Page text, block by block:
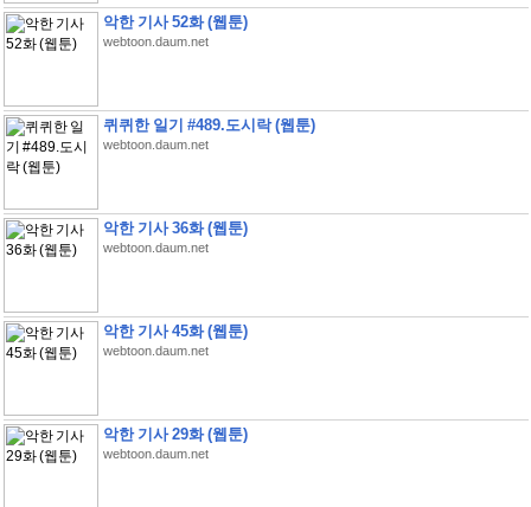
악한 기사 52화 (웹툰)
webtoon.daum.net
퀴퀴한 일기 #489.도시락 (웹툰)
webtoon.daum.net
악한 기사 36화 (웹툰)
webtoon.daum.net
악한 기사 45화 (웹툰)
webtoon.daum.net
악한 기사 29화 (웹툰)
webtoon.daum.net